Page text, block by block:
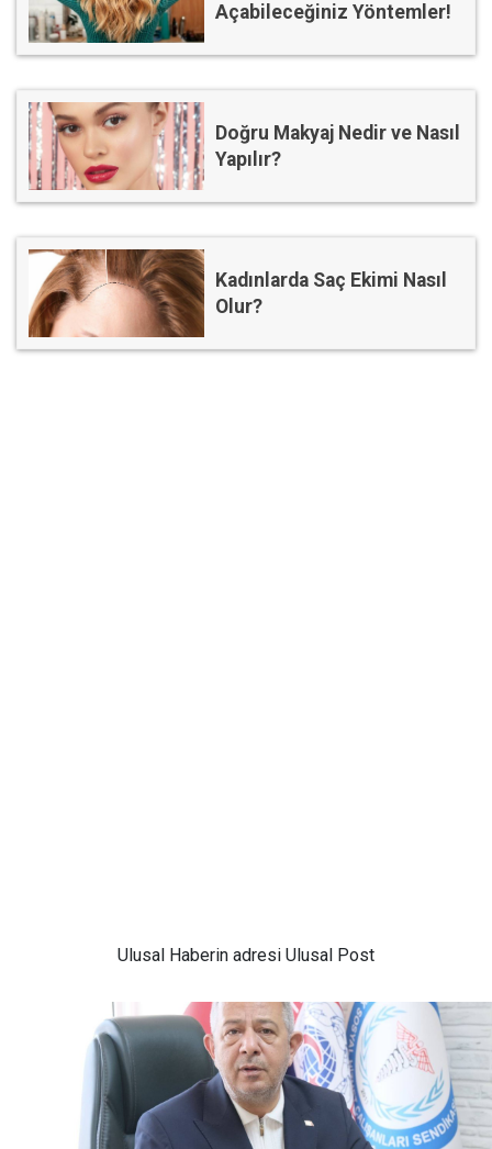
Açabileceğiniz Yöntemler!
Doğru Makyaj Nedir ve Nasıl
Yapılır?
Kadınlarda Saç Ekimi Nasıl
Olur?
Ulusal Haberin adresi Ulusal Post